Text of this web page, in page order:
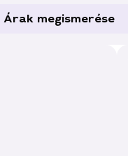
Árak megismerése